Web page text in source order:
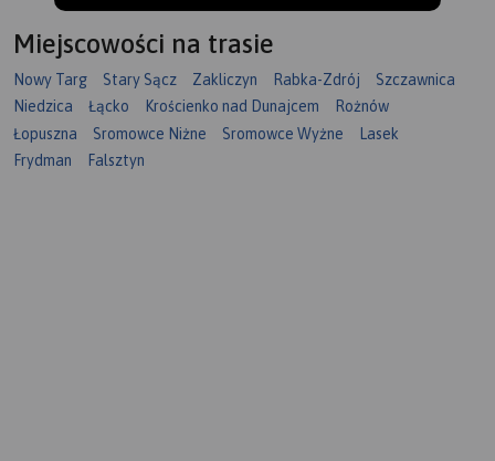
Miejscowości na trasie
Nowy Targ Stary Sącz Zakliczyn Rabka-Zdrój
Szczawnica
Niedzica
Łącko Krościenko nad Dunajcem
Rożnów
Łopuszna
Sromowce Niżne Sromowce Wyżne
Lasek
Frydman
Falsztyn